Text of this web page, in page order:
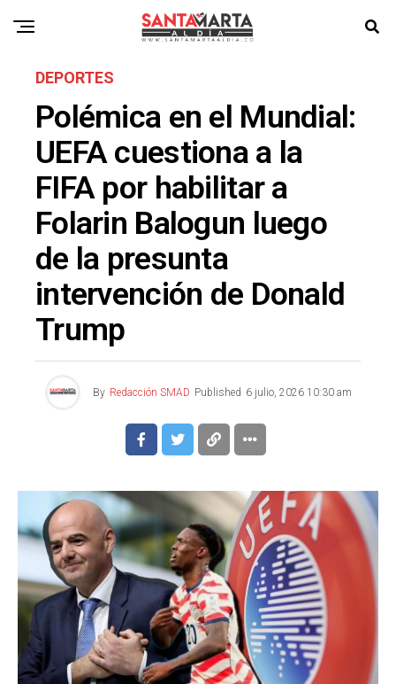
DEPORTES
Polémica en el Mundial:
UEFA cuestiona a la
FIFA por habilitar a
Folarin Balogun luego
de la presunta
intervención de Donald
Trump
By Redacción SMAD Published 6 julio, 2026 10:30 am